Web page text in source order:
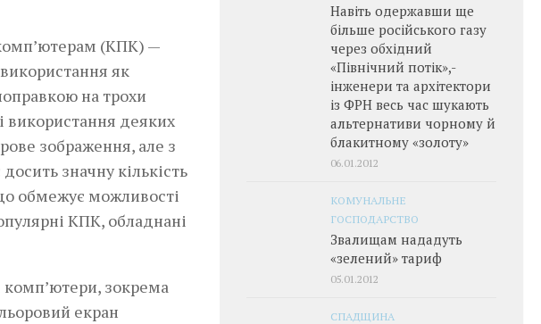
(КПК) —
як
на трохи
використання деяких
зображення, але з
значну кількість
обмежує можливості
КПК, обладнані
комп’ютери, зокрема
екран
Навіть одержавши ще
більше російського газу
через обхідний
«Північний потік»,­
інженери та архітектори
із ФРН весь час шукають
альтернативи чорному й
блакитному «золоту»
06.01.2012
КОМУНАЛЬНЕ
ГОСПОДАРСТВО
Звалищам нададуть
«зелений» тариф
05.01.2012
СПАДЩИНА